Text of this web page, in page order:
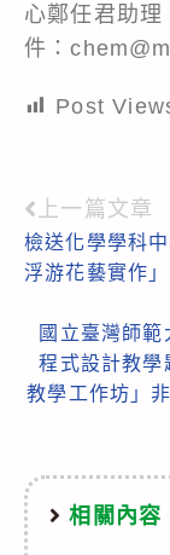
心鄭任君助
件：
Post
Read
more
上一篇文章
檢送化學學科
浮游花藝實作
國立臺灣師
程式設計教學
教學工作坊」
相關內容